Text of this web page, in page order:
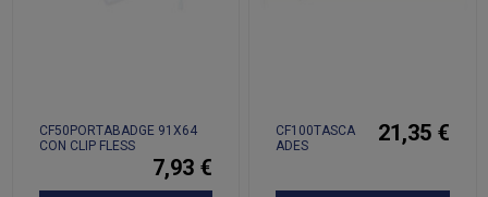
CF50PORTABADGE 91X64
CON CLIP FLESS
7,93 €
CF100TASCA
ADES
21,35 €